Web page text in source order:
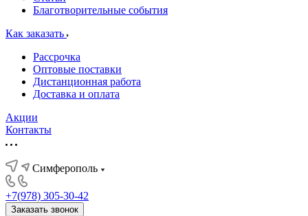
Благотворительные события
Как заказать
Рассрочка
Оптовые поставки
Дистанционная работа
Доставка и оплата
Акции
Контакты
Симферополь
+7(978) 305-30-42
Заказать звонок